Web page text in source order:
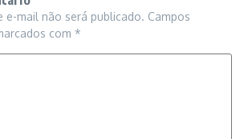
e-mail não será publicado. Campos
com *